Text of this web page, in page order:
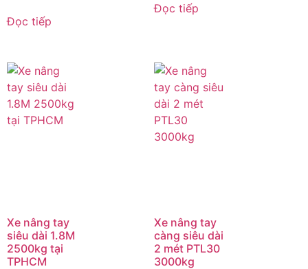
Đọc tiếp
Đọc tiếp
Xe nâng tay
siêu dài 1.8M
2500kg tại
TPHCM
Xe nâng tay
càng siêu dài
2 mét PTL30
3000kg